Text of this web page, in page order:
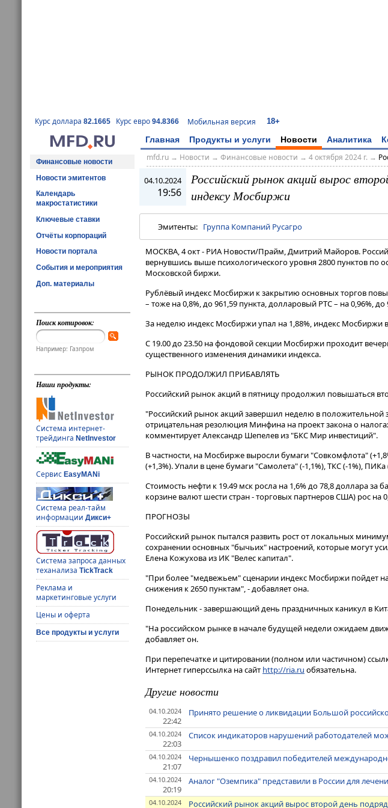
Курс доллара 82.1665 Курс евро 94.8366 Мобильная версия 18+
Главная Продукты и услуги Новости Аналитика
Финансовые новости
Новости эмитентов
Календарь
макростатистики
Ключевые ставки
Отчёты корпораций
Новости портала
События и мероприятия
Доп. материалы
Поиск котировок:
Например: Газпром
Наши продукты:
Система интернет-
трейдингаNetInvestor
СервисEasyMANi
Система реал-тайм
информацииДикси+
Система запроса данных
теханализаTickTrack
Реклама и
маркетинговые услуги
Цены и оферта
Все продукты и услуги
mfd.ru→ Новости → Финансовые новости → 4 октября 2024 г. →
04.10.2024
19:56
Российский рынок акций вырос
индексу Мосбиржи
Эмитенты: Группа Компаний Русагро
МОСКВА, 4 окт - РИА Новости/Прайм, Дмитрий Майоров.
вернувшись выше психологического уровня 2800 пунктов по
Московской биржи.
Рублёвый индекс Мосбиржи к закрытию основных торгов
– тоже на 0,8%, до 961,59 пункта, долларовый РТС – на 0,96%, до
За неделю индекс Мосбиржи упал на 1,88%, индекс Мосбиржи в
С 19.00 до 23.50 на фондовой секции Мосбиржи проходит
существенного изменения динамики индекса.
РЫНОК ПРОДОЛЖИЛ ПРИБАВЛЯТЬ
Российский рынок акций в пятницу продолжил повышаться
"Российский рынок акций завершил неделю в положительной
отрицательная резолюция Минфина на проект закона о
комментирует Александр Шепелев из "БКС Мир инвестиций".
В частности, на Мосбирже выросли бумаги "Совкомфлота"
(+1,3%). Упали в цене бумаги "Самолета" (-1,1%), ТКС (-1%), ПИКа
Стоимость нефти к 19.49 мск росла на 1,6% до 78,8 доллара за
корзине валют шести стран - торговых партнеров США) рос на
ПРОГНОЗЫ
Российский рынок пытался развить рост от локальных
сохранении основных "бычьих" настроений, которые могут
Елена Кожухова из ИК "Велес капитал".
"При более "медвежьем" сценарии индекс Мосбиржи пойдет
снижения к 2650 пунктам", - добавляет она.
Понедельник - завершающий день праздничных каникул в
"На российском рынке в начале будущей недели ожидаем
добавляет он.
При перепечатке и цитировании (полном или частичном)
Интернет гиперссылка на сайт http://ria.ru обязательна.
Другие новости
04.10.2024
22:42
Принято решение о ликвидации Большой
04.10.2024
22:03
Список индикаторов нарушений работодателей
04.10.2024
21:07
Чернышенко поздравил победителей
04.10.2024
20:19
Аналог "Оземпика" представили в России для
04.10.2024 Российский рынок акций вырос второй день